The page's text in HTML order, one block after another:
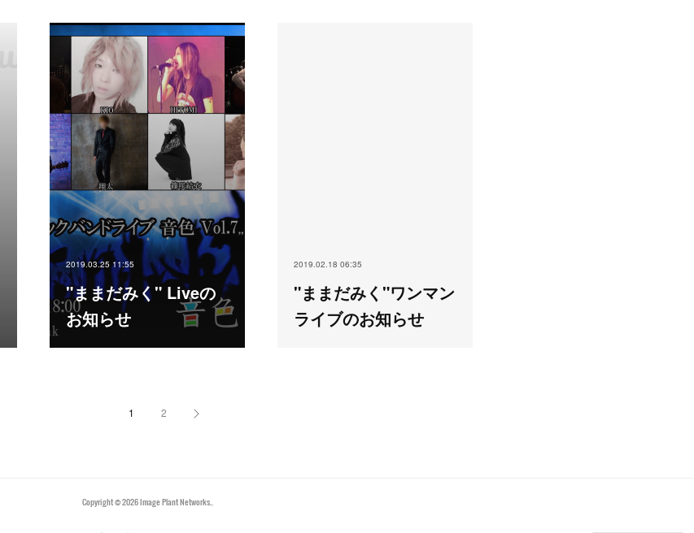
2019.03.25 11:55
"ままだみく" Liveの
お知らせ
2019.02.18 06:35
"ままだみく"ワンマン
ライブのお知らせ
1 2
Copyright ©2026Image Plant Networks..